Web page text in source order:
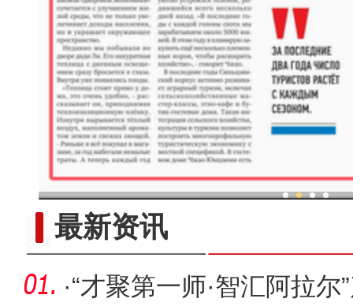
最新资讯
·“才聚第一师·智汇阿拉